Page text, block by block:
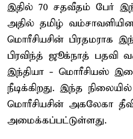
இதில் 70 சதவீதம் பேர்
அதில் தமிழ்
மொரீசியசின் பிரதமராக
பிரவிந்த் ஜூக்நாத் பதவி
இந்தியா - மொரீசியஸ்
நீடிக்கிறது. இந்த
மொரீசியசின் அகலேகா
அமைக்கப்பட்டுள்ளது.